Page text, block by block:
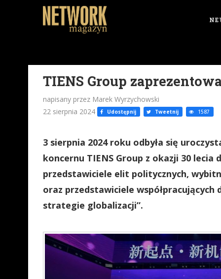
TIENS Group
napisany przez Marek Wyrzychowski
22 sierpnia 2024
Udostępnij Tweetnij 1587
3 sierpnia 2024 roku odbyła się
koncernu TIENS Group z okazji 30 lecia
przedstawiciele elit politycznych,
oraz przedstawiciele
strategie globalizacji”.